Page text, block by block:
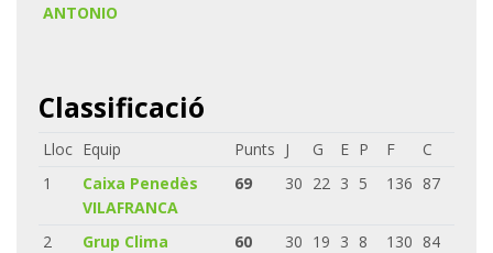
ANTONIO
Classificació
Lloc Equip Punts J G E P F
C
1
Caixa Penedès
VILAFRANCA
69 30 22 3 5 136 87
2
Grup Clima
60 30 19 3 8 130 84